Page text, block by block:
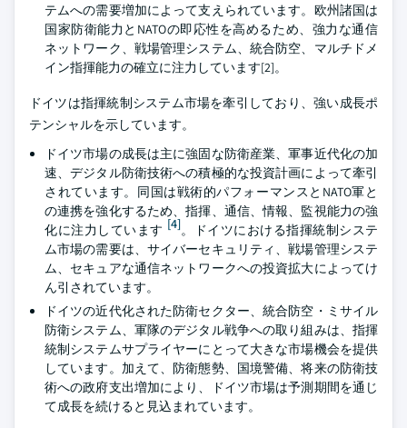
テムへの需要増加によって支えられています。欧州諸国は
国家防衛能力とNATOの即応性を高めるため、強力な通信
ネットワーク、戦場管理システム、統合防空、マルチドメ
イン指揮能力の確立に注力しています[2]。
ドイツは指揮統制システム市場を牽引しており、強い成長ポ
テンシャルを示しています。
ドイツ市場の成長は主に強固な防衛産業、軍事近代化の加
速、デジタル防衛技術への積極的な投資計画によって牽引
されています。同国は戦術的パフォーマンスとNATO軍と
の連携を強化するため、指揮、通信、情報、監視能力の強
化に注力しています [4]。ドイツにおける指揮統制システ
ム市場の需要は、サイバーセキュリティ、戦場管理システ
ム、セキュアな通信ネットワークへの投資拡大によってけ
ん引されています。
ドイツの近代化された防衛セクター、統合防空・ミサイル
防衛システム、軍隊のデジタル戦争への取り組みは、指揮
統制システムサプライヤーにとって大きな市場機会を提供
しています。加えて、防衛態勢、国境警備、将来の防衛技
術への政府支出増加により、ドイツ市場は予測期間を通じ
て成長を続けると見込まれています。